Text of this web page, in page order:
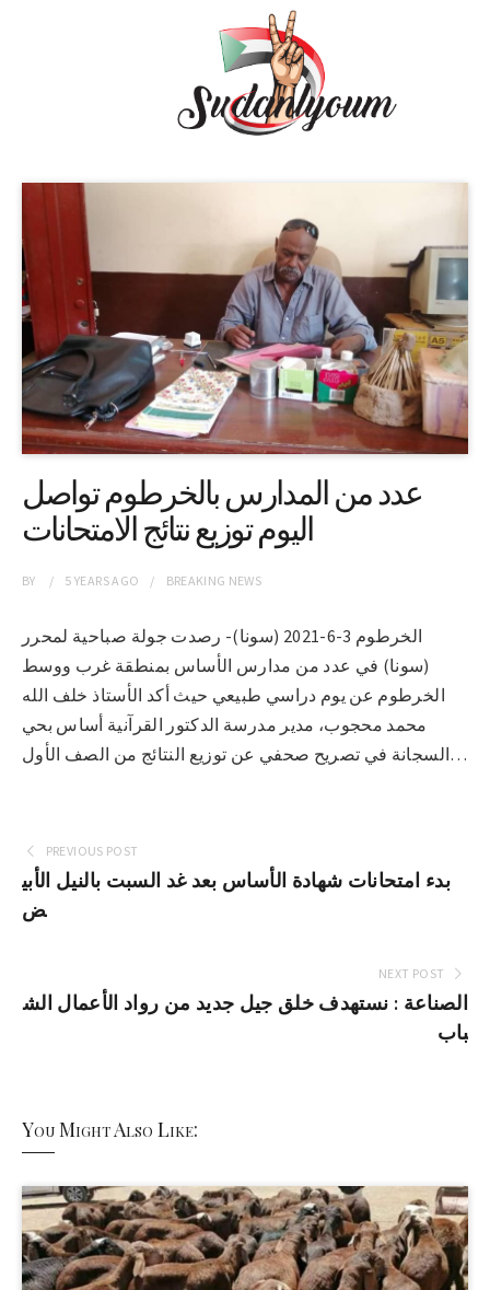
عدد من المدارس بالخرطوم تواصل
اليوم توزيع نتائج الامتحانات
BY 5 YEARSAGO BREAKING NEWS
الخرطوم 3-6-2021 (سونا)- رصدت جولة صباحية لمحرر
(سونا) في عدد من مدارس الأساس بمنطقة غرب ووسط
الخرطوم عن يوم دراسي طبيعي حيث أكد الأستاذ خلف الله
محمد محجوب، مدير مدرسة الدكتور القرآنية أساس بحي
السجانة في تصريح صحفي عن توزيع النتائج من الصف الأول…
PREVIOUS POST
بدء امتحانات شهادة الأساس بعد غد السبت بالنيل الأبي
ض
NEXT POST
الصناعة : نستهدف خلق جيل جديد من رواد الأعمال الش
باب
You Might Also Like: